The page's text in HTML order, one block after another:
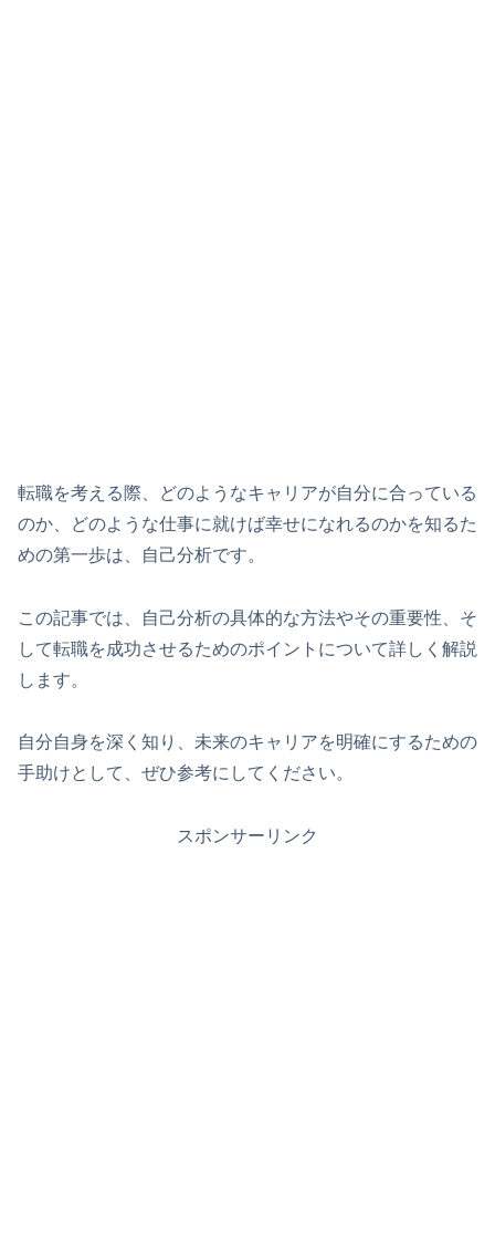
転職を考える際、どのようなキャリアが自分に合っている
のか、どのような仕事に就けば幸せになれるのかを知るた
めの第一歩は、自己分析です。
この記事では、自己分析の具体的な方法やその重要性、そ
して転職を成功させるためのポイントについて詳しく解説
します。
自分自身を深く知り、未来のキャリアを明確にするための
手助けとして、ぜひ参考にしてください。
スポンサーリンク